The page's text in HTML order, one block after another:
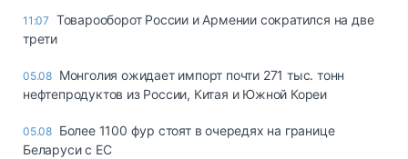
11:07 Товарооборот России и Армении сократился на две
трети
05.08 Монголия ожидает импорт почти 271 тыс. тонн
нефтепродуктов из России, Китая и Южной Кореи
05.08 Более 1100 фур стоят в очередях на границе
Беларуси с ЕС